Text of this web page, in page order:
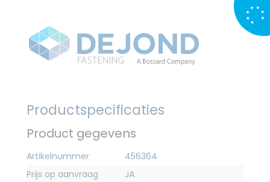
Productspecificaties
Product gegevens
Artikelnummer
456364
Prijs op aanvraag
JA